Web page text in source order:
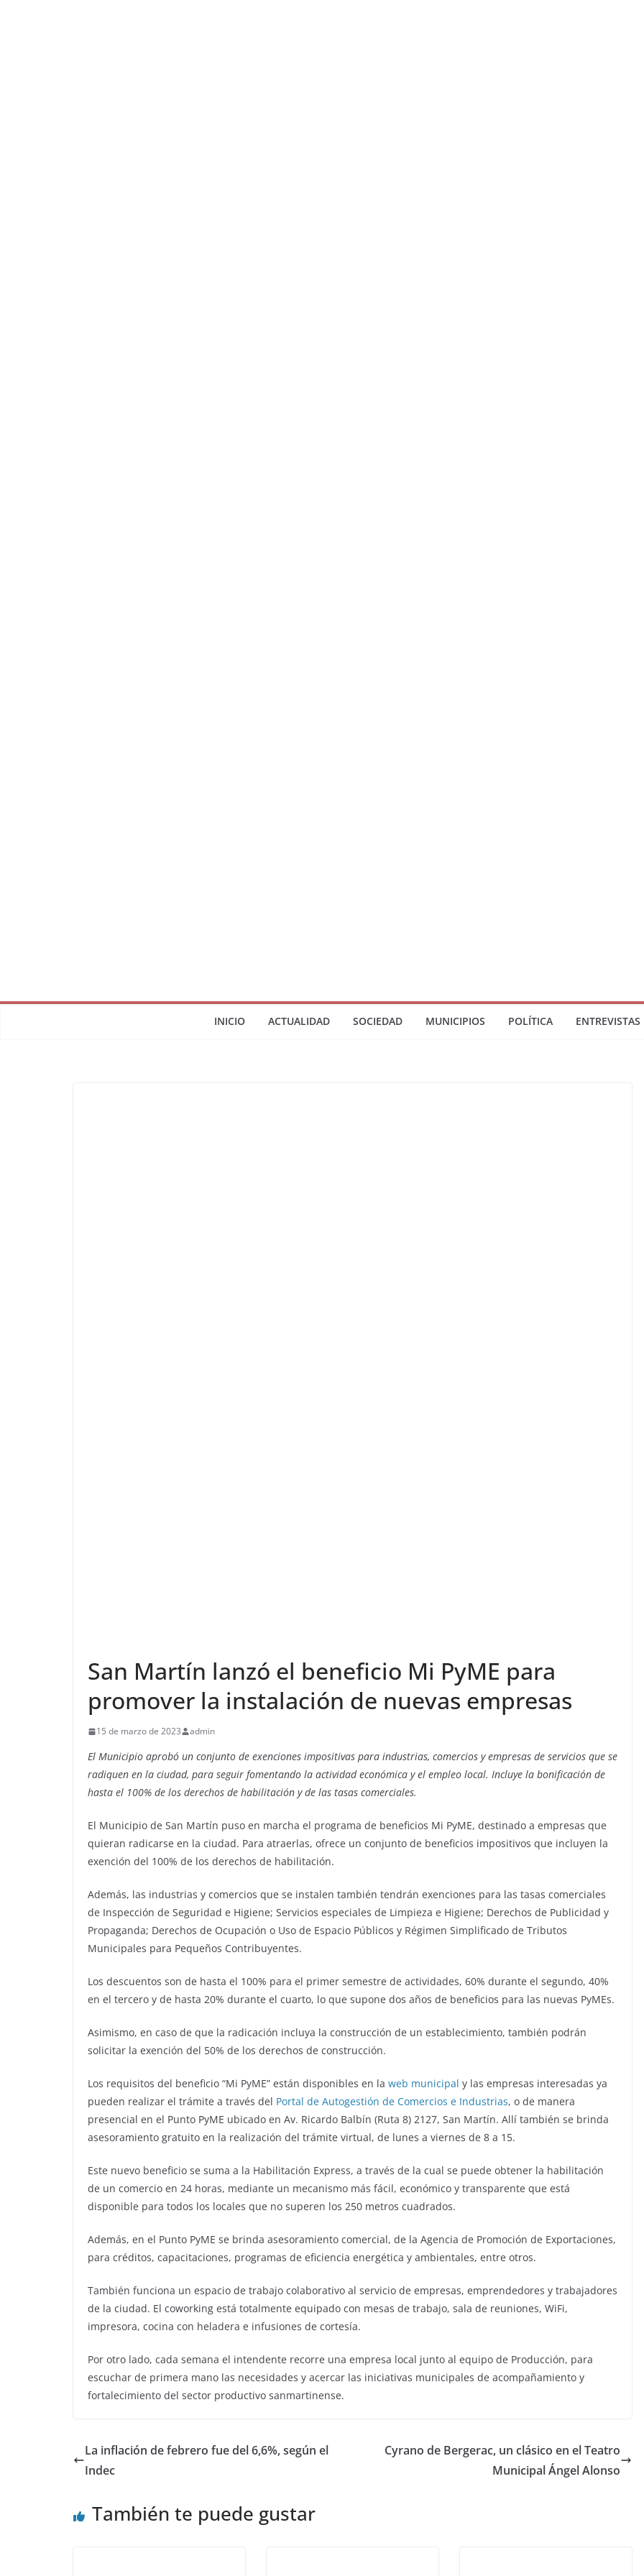
INICIO ACTUALIDAD SOCIEDAD MUNICIPIOS POLÍTICA ENTREVISTAS
San Martín lanzó el beneficio Mi PyME para
promover la instalación de nuevas empresas
15 de marzo de 2023 admin
El Municipio aprobó un conjunto de exenciones impositivas para industrias, comercios y empresas de servicios que se
radiquen en la ciudad, para seguir fomentando la actividad económica y el empleo local. Incluye la bonificación de
hasta el 100% de los derechos de habilitación y de las tasas comerciales.
El Municipio de San Martín puso en marcha el programa de beneficios Mi PyME, destinado a empresas que
quieran radicarse en la ciudad. Para atraerlas, ofrece un conjunto de beneficios impositivos que incluyen la
exención del 100% de los derechos de habilitación.
Además, las industrias y comercios que se instalen también tendrán exenciones para las tasas comerciales
de Inspección de Seguridad e Higiene; Servicios especiales de Limpieza e Higiene; Derechos de Publicidad y
Propaganda; Derechos de Ocupación o Uso de Espacio Públicos y Régimen Simplificado de Tributos
Municipales para Pequeños Contribuyentes.
Los descuentos son de hasta el 100% para el primer semestre de actividades, 60% durante el segundo, 40%
en el tercero y de hasta 20% durante el cuarto, lo que supone dos años de beneficios para las nuevas PyMEs.
Asimismo, en caso de que la radicación incluya la construcción de un establecimiento, también podrán
solicitar la exención del 50% de los derechos de construcción.
Los requisitos del beneficio “Mi PyME” están disponibles en la web municipal y las empresas interesadas ya
pueden realizar el trámite a través del Portal de Autogestión de Comercios e Industrias, o de manera
presencial en el Punto PyME ubicado en Av. Ricardo Balbín (Ruta 8) 2127, San Martín. Allí también se brinda
asesoramiento gratuito en la realización del trámite virtual, de lunes a viernes de 8 a 15.
Este nuevo beneficio se suma a la Habilitación Express, a través de la cual se puede obtener la habilitación
de un comercio en 24 horas, mediante un mecanismo más fácil, económico y transparente que está
disponible para todos los locales que no superen los 250 metros cuadrados.
Además, en el Punto PyME se brinda asesoramiento comercial, de la Agencia de Promoción de Exportaciones,
para créditos, capacitaciones, programas de eficiencia energética y ambientales, entre otros.
También funciona un espacio de trabajo colaborativo al servicio de empresas, emprendedores y trabajadores
de la ciudad. El coworking está totalmente equipado con mesas de trabajo, sala de reuniones, WiFi,
impresora, cocina con heladera e infusiones de cortesía.
Por otro lado, cada semana el intendente recorre una empresa local junto al equipo de Producción, para
escuchar de primera mano las necesidades y acercar las iniciativas municipales de acompañamiento y
fortalecimiento del sector productivo sanmartinense.
La inflación de febrero fue del 6,6%, según el
Indec
Cyrano de Bergerac, un clásico en el Teatro
Municipal Ángel Alonso
También te puede gustar